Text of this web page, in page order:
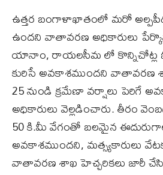
ఉత్తర బంగాళాఖాతంలో మరో
ఉందని వాతావరణ అధికారులు
యానాం, రాయలసీమ లో కొన్నిచోట్ల ఓ
కురిసే అవకాశముందని వాతావరణ
25 నుండి క్రమేణా వర్షాలు పెరిగే
అధికారులు వెల్లడించారు. తీరం
50 కి.మీ వేగంతో బలమైన
అవకాశముందని, మత్స్యకారులు
వాతావరణ శాఖ హెచ్చరికలు జారీ